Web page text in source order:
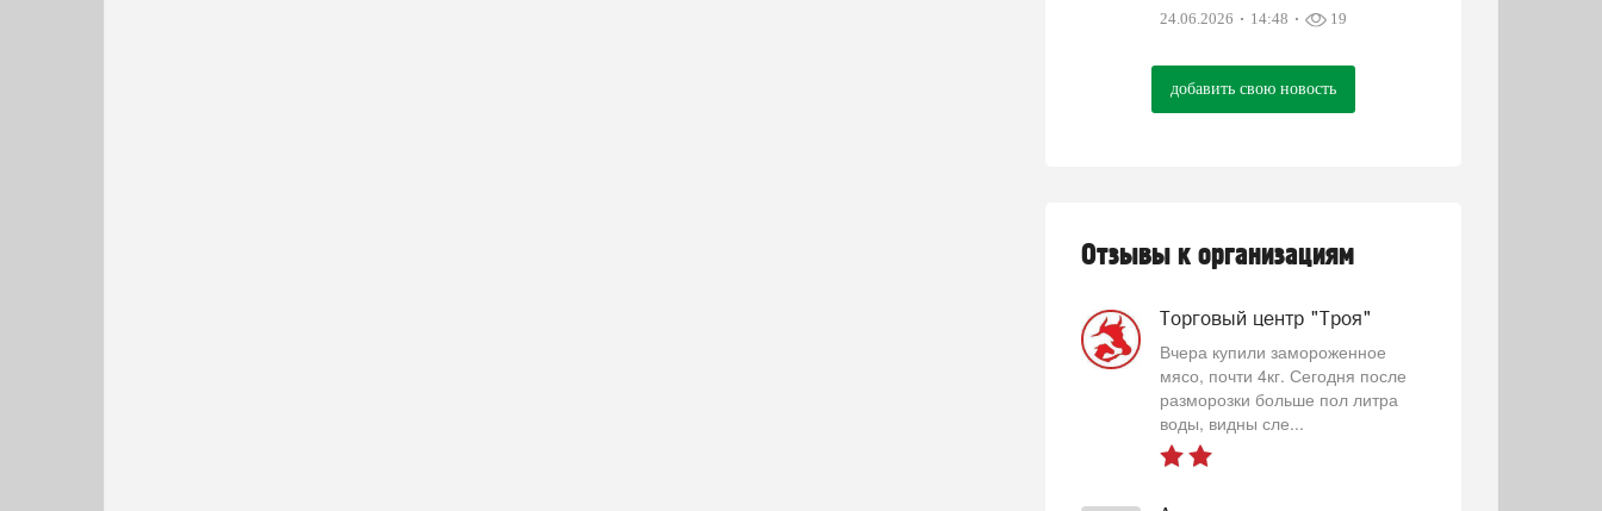
24.06.2026 14:48 19
добавить свою новость
Отзывы к организациям
Торговый центр "Троя"
Вчера купили замороженное
мясо, почти 4кг. Сегодня после
разморозки больше пол литра
воды, видны сле...